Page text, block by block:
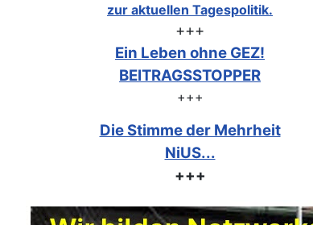
zur aktuellen Tagespolitik.
+++
Ein Leben ohne GEZ!
BEITRAGSSTOPPER
+++
Die Stimme der Mehrheit
NiUS...
+++